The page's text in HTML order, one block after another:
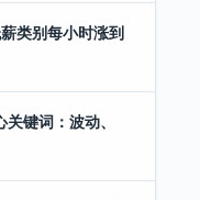
类别每小时涨到
键词：波动、